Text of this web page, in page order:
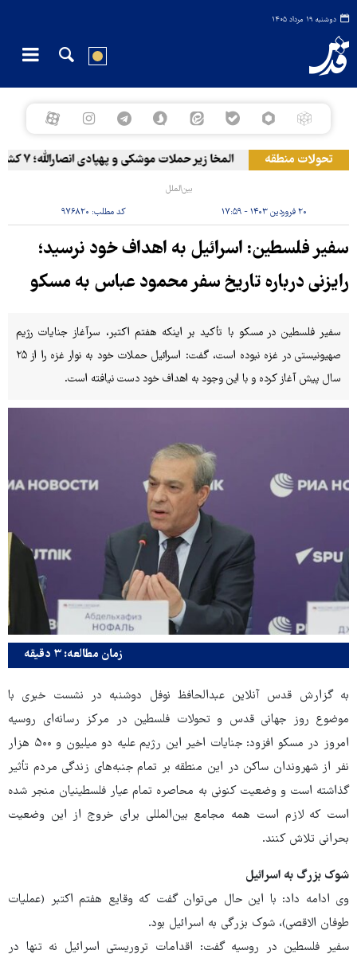
دوشنبه ۱۹ مرداد ۱۴۰۵
تحولات منطقه المخا زیر حملات موشکی و پهپادی انصارالله؛ ۷ کشته و ۳۰ زخمی
بین‌الملل
۲۰ فروردین ۱۴۰۳ - ۱۷:۵۹ کد مطلب: ۹۷۶۸۲۰
سفیر فلسطین: اسرائیل به اهداف خود نرسید؛
رایزنی درباره تاریخ سفر محمود عباس به مسکو
سفیر فلسطین در مسکو با تأکید بر اینکه هفتم اکتبر، سرآغاز جنایات رژیم
صهیونیستی در غزه نبوده است، گفت:‌ اسرائیل حملات خود به نوار غزه را از ۲۵
سال پیش آغاز کرده و با این وجود به اهداف خود دست نیافته است.
زمان مطالعه: ۳ دقیقه
به گزارش قدس آنلاین عبدالحافظ نوفل دوشنبه در نشست خبری با
موضوع روز جهانی قدس و تحولات فلسطین در مرکز رسانه‌ای روسیه
امروز در مسکو افزود: جنایات اخیر این رژیم علیه دو میلیون و ۵۰۰ هزار
نفر از شهروندان ساکن در این منطقه بر تمام جنبه‌های زندگی مردم تأثیر
گذاشته است و وضعیت کنونی به محاصره تمام عیار فلسطینیان منجر شده
است که لازم است همه مجامع بین‌المللی برای خروج از این وضعیت
بحرانی تلاش کنند.
شوک بزرگ به اسرائیل
وی ادامه داد:‌ با این حال می‌توان گفت که وقایع هفتم اکتبر (عملیات
طوفان الاقصی)، شوک بزرگی به اسرائیل بود.
سفیر فلسطین در روسیه گفت: اقدامات تروریستی اسرائیل نه تنها در